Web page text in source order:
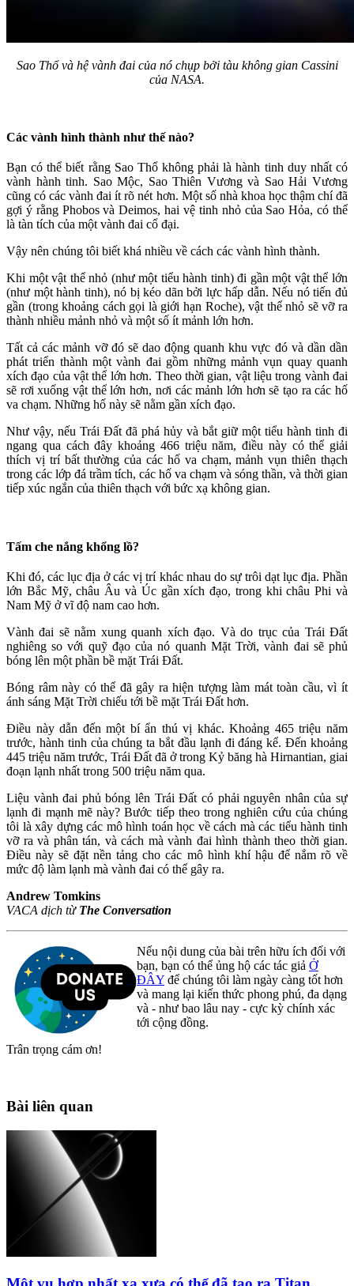
Sao Thổ và hệ vành đai của nó chụp bởi tàu không gian Cassini
của NASA.
Các vành hình thành như thế nào?
Bạn có thể biết rằng Sao Thổ không phải là hành tinh duy nhất có
vành hành tinh. Sao Mộc, Sao Thiên Vương và Sao Hải Vương
cũng có các vành đai ít rõ nét hơn. Một số nhà khoa học thậm chí đã
gợi ý rằng Phobos và Deimos, hai vệ tinh nhỏ của Sao Hỏa, có thể
là tàn tích của một vành đai cổ đại.
Vậy nên chúng tôi biết khá nhiều về cách các vành hình thành.
Khi một vật thể nhỏ (như một tiểu hành tinh) đi gần một vật thể lớn
(như một hành tinh), nó bị kéo dãn bởi lực hấp dẫn. Nếu nó tiến đủ
gần (trong khoảng cách gọi là giới hạn Roche), vật thể nhỏ sẽ vỡ ra
thành nhiều mảnh nhỏ và một số ít mảnh lớn hơn.
Tất cả các mảnh vỡ đó sẽ dao động quanh khu vực đó và dần dần
phát triển thành một vành đai gồm những mảnh vụn quay quanh
xích đạo của vật thể lớn hơn. Theo thời gian, vật liệu trong vành đai
sẽ rơi xuống vật thể lớn hơn, nơi các mảnh lớn hơn sẽ tạo ra các hố
va chạm. Những hố này sẽ nằm gần xích đạo.
Như vậy, nếu Trái Đất đã phá hủy và bắt giữ một tiểu hành tinh đi
ngang qua cách đây khoảng 466 triệu năm, điều này có thể giải
thích vị trí bất thường của các hố va chạm, mảnh vụn thiên thạch
trong các lớp đá trầm tích, các hố va chạm và sóng thần, và thời gian
tiếp xúc ngắn của thiên thạch với bức xạ không gian.
Tấm che nắng khổng lồ?
Khi đó, các lục địa ở các vị trí khác nhau do sự trôi dạt lục địa. Phần
lớn Bắc Mỹ, châu Âu và Úc gần xích đạo, trong khi châu Phi và
Nam Mỹ ở vĩ độ nam cao hơn.
Vành đai sẽ nằm xung quanh xích đạo. Và do trục của Trái Đất
nghiêng so với quỹ đạo của nó quanh Mặt Trời, vành đai sẽ phủ
bóng lên một phần bề mặt Trái Đất.
Bóng râm này có thể đã gây ra hiện tượng làm mát toàn cầu, vì ít
ánh sáng Mặt Trời chiếu tới bề mặt Trái Đất hơn.
Điều này dẫn đến một bí ẩn thú vị khác. Khoảng 465 triệu năm
trước, hành tinh của chúng ta bắt đầu lạnh đi đáng kể. Đến khoảng
445 triệu năm trước, Trái Đất đã ở trong Kỷ băng hà Hirnantian, giai
đoạn lạnh nhất trong 500 triệu năm qua.
Liệu vành đai phủ bóng lên Trái Đất có phải nguyên nhân của sự
lạnh đi mạnh mẽ này? Bước tiếp theo trong nghiên cứu của chúng
tôi là xây dựng các mô hình toán học về cách mà các tiểu hành tinh
vỡ ra và phân tán, và cách mà vành đai hình thành theo thời gian.
Điều này sẽ đặt nền tảng cho các mô hình khí hậu để nắm rõ về
mức độ làm lạnh mà vành đai có thể gây ra.
Andrew Tomkins
VACA dịch từ The Conversation
Nếu nội dung của bài trên hữu ích đối với
bạn, bạn có thể ủng hộ các tác giả Ở
ĐÂY để chúng tôi làm ngày càng tốt hơn
và mang lại kiến thức phong phú, đa dạng
và - như bao lâu nay - cực kỳ chính xác
tới cộng đồng.
Trân trọng cám ơn!
Bài liên quan